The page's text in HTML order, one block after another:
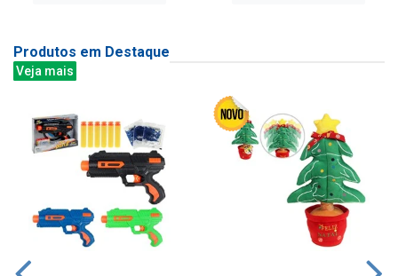
Produtos em Destaque
Veja mais